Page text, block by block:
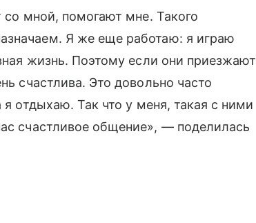
мной, помогают мне. Такого
Я же еще работаю: я играю
жизнь. Поэтому если они приезжают
счастлива. Это довольно часто
отдыхаю. Так что у меня, такая с ними
счастливое общение», — поделилась